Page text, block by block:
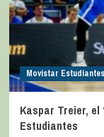
Movistar Estudiantes
Kaspar Treier,
Estudiantes